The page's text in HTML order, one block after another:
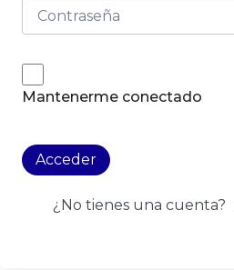
Mantenerme conectado
Acceder
¿No tienes una cuenta?